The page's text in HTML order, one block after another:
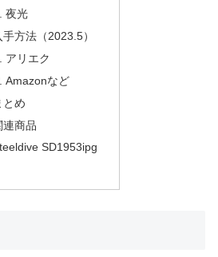
夜光
手方法（2023.5）
アリエク
Amazonなど
とめ
連商品
SD1953ipg